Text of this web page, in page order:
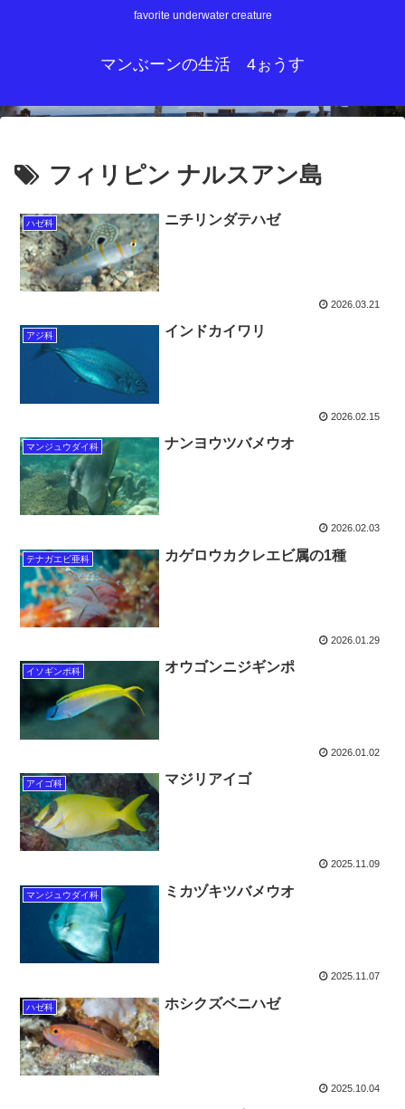
favorite underwater creature
マンぶーンの生活 4ぉうす
フィリピン ナルスアン島
ハゼ科 ニチリンダテハゼ
2026.03.21
アジ科 インドカイワリ
2026.02.15
マンジュウダイ科 ナンヨウツバメウオ
2026.02.03
テナガエビ亜科 カゲロウカクレエビ属の1種
2026.01.29
イソギンポ科 オウゴンニジギンポ
2026.01.02
アイゴ科 マジリアイゴ
2025.11.09
マンジュウダイ科 ミカヅキツバメウオ
2025.11.07
ハゼ科 ホシクズベニハゼ
2025.10.04